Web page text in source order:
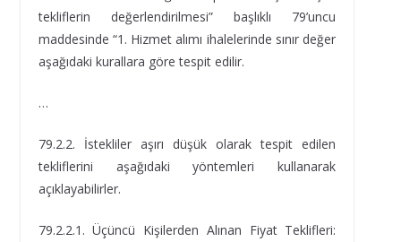
tekliflerin değerlendirilmesi” başlıklı 79’uncu
maddesinde “1. Hizmet alımı ihalelerinde sınır değer
aşağıdaki kurallara göre tespit edilir.
…
79.2.2. İstekliler aşırı düşük olarak tespit edilen
tekliflerini aşağıdaki yöntemleri kullanarak
açıklayabilirler.
79.2.2.1. Üçüncü Kişilerden Alınan Fiyat Teklifleri: